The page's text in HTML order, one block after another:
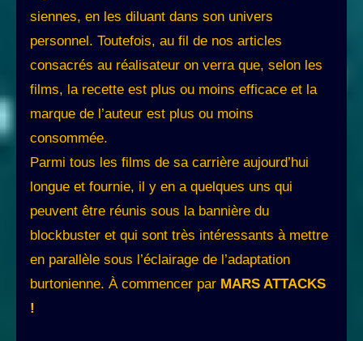
siennes, en les diluant dans son univers
personnel. Toutefois, au fil de nos articles
consacrés au réalisateur on verra que, selon les
films, la recette est plus ou moins efficace et la
marque de l’auteur est plus ou moins
consommée.
Parmi tous les films de sa carrière aujourd’hui
longue et fournie, il y en a quelques uns qui
peuvent être réunis sous la bannière du
blockbuster et qui sont très intéressants à mettre
en parallèle sous l’éclairage de l’adaptation
burtonienne. À commencer par MARS ATTACKS
!